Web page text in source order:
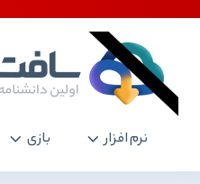
نرم افزار بازی